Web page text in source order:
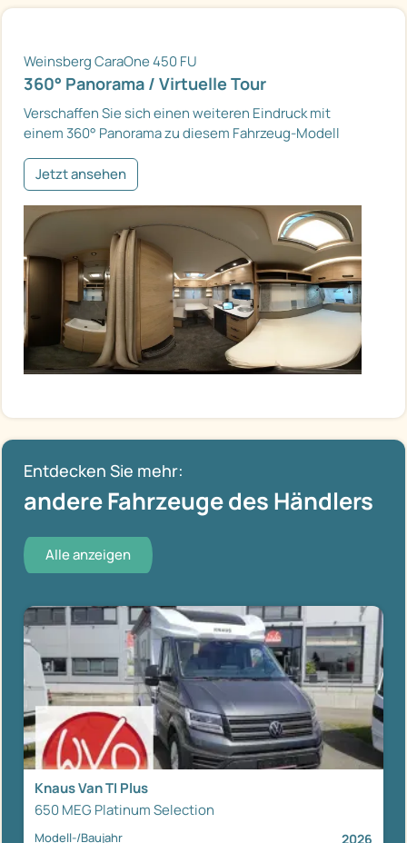
Weinsberg CaraOne 450 FU
360° Panorama / Virtuelle Tour
Verschaffen Sie sich einen weiteren Eindruck mit
einem 360° Panorama zu diesem Fahrzeug-Modell
Jetzt ansehen
Entdecken Sie mehr:
andere Fahrzeuge des Händlers
Alle anzeigen
Knaus Van TI Plus
650 MEG Platinum Selection
Modell-/Baujahr 2026